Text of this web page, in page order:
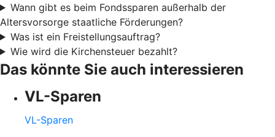
Wann gibt es beim Fondssparen außerhalb der
Altersvorsorge staatliche Förderungen?
Was ist ein Freistellungsauftrag?
Wie wird die Kirchensteuer bezahlt?
Das könnte Sie auch interessieren
VL-Sparen
VL-Sparen